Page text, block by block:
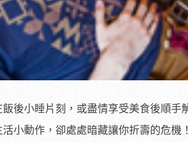
飯後小睡片刻 ， 或盡情享受美食後順手
小動作， 卻處處暗藏讓你折壽的危機